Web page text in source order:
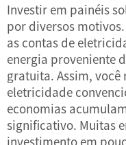
Investir em painéis
por diversos
as contas de
energia proveniente
gratuita. Assim,
eletricidade
economias
significativo. Muitas
investimento em